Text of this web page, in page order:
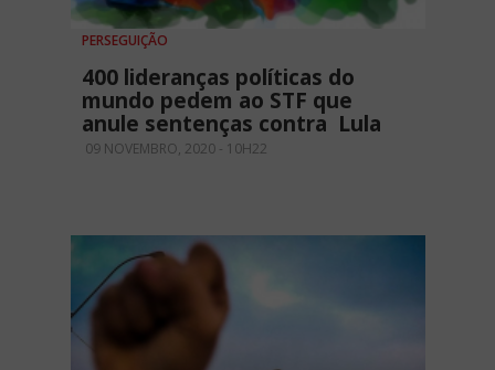
PERSEGUIÇÃO
400 lideranças políticas do
mundo pedem ao STF que
anule sentenças contra Lula
09 NOVEMBRO, 2020 - 10H22